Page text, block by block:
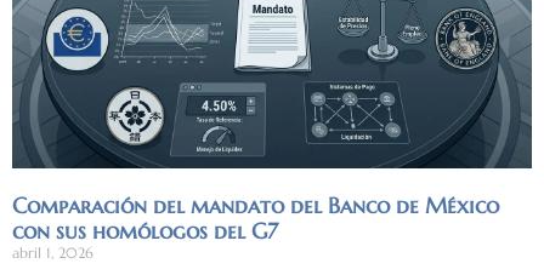
Comparación del mandato del Banco de México
con sus homólogos del G7
abril 1, 2026